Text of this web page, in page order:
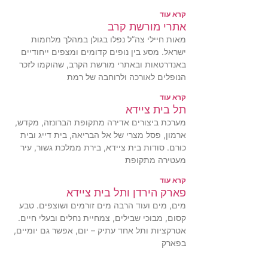
קרא עוד
אתרי מורשת קרב
מאות חיילי צה”ל נפלו בגולן במהלך מלחמות
ישראל. מסע בין נופים קדומים ומצפים ייחודיים
באנדרטאות ובאתרי מורשת הקרב, שהוקמו לזכר
הנופלים לאורכה ולרוחבה של רמת
קרא עוד
תל בית ציידא
מערכת ביצורים אדירה מתקופת הברונזה, מקדש,
ארמון, פסל מצרי של אל הבריאה, בית דייג ובית
כורם. סודות בית ציידא, בירת ממלכת גשור, עיר
מעטירה מתקופת
קרא עוד
פארק הירדן ותל בית ציידא
מים, מים ועוד הרבה מים זורמים ושוצפים. טבע
קסום, מבוכי שבילים, צמחיית נחלים ובעלי חיים.
אטרקציות ותל אחד עתיק – יום, אפשר גם יומיים,
בפארק